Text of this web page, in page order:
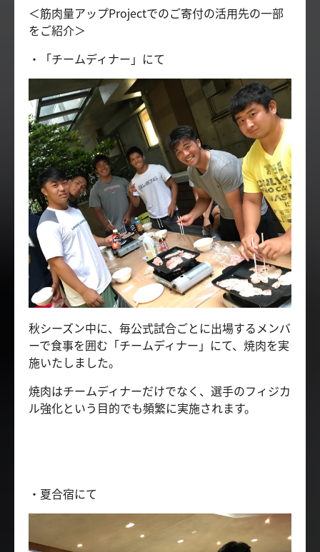
＜筋肉量アップProjectでのご寄付の活用先の一部
をご紹介＞
・「チームディナー」にて
秋シーズン中に、毎公式試合ごとに出場するメンバ
ーで食事を囲む「チームディナー」にて、焼肉を実
施いたしました。
焼肉はチームディナーだけでなく、選手のフィジカ
ル強化という目的でも頻繁に実施されます。
・夏合宿にて